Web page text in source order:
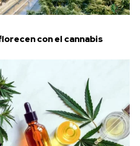
con el cannabis